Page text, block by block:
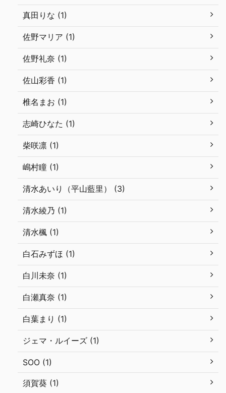
真田りな (1)
佐野マリア (1)
佐野礼奈 (1)
佐山彩香 (1)
椎名まお (1)
志崎ひなた (1)
柴咲凛 (1)
嶋村瞳 (1)
清水あいり（平山藍里） (3)
清水綾乃 (1)
清水楓 (1)
白石みずほ (1)
白川未奈 (1)
白瀬真奈 (1)
白葉まり (1)
ジェマ・ルイーズ (1)
SOO (1)
須賀葵 (1)